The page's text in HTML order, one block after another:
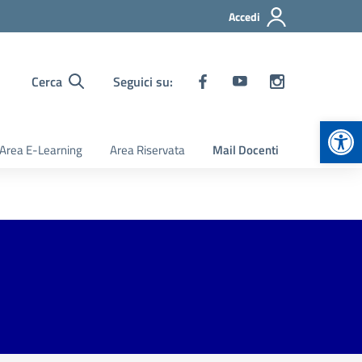
Accedi
Cerca Seguici su:
Area E-Learning Area Riservata Mail Docenti